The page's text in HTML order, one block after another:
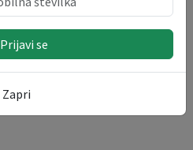
20 21
27 28 29
30
3
Prijavi se
Zapri